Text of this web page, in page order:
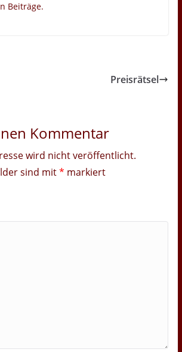
Beiträge.
Preisrätsel
Kommentar
wird nicht veröffentlicht.
sind mit* markiert